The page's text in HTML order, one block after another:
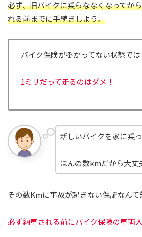
必ず、旧バイクに乗らななくなってか
れる前までに手続きしよう。
バイク保険が掛かってない状態では
1ミリだって走るのはダメ！
新しいバイクを家に乗
ほんの数kmだから大丈
その数Kmに事故が起きない保証なんて
必ず納車される前にバイク保険の車両